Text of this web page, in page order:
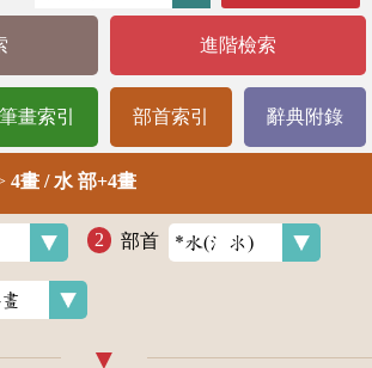
進階檢索
筆畫索引 部首索引 辭典附錄
4畫 / 水 部+4畫
部首